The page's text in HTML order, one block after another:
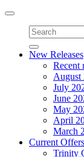
Toggle
navigation
New Releases
Recent
August
July
June
May
April
March
Current Offers
Trinity